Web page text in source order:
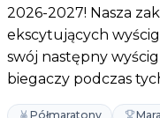
2026-2027! Nasza
ekscytujących
swój następny wyścig
biegaczy podczas
Półmaratony